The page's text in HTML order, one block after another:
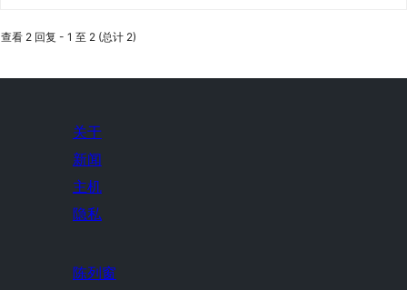
查看 2 回复 - 1 至 2 (总计 2)
关于
新闻
主机
隐私
陈列窗